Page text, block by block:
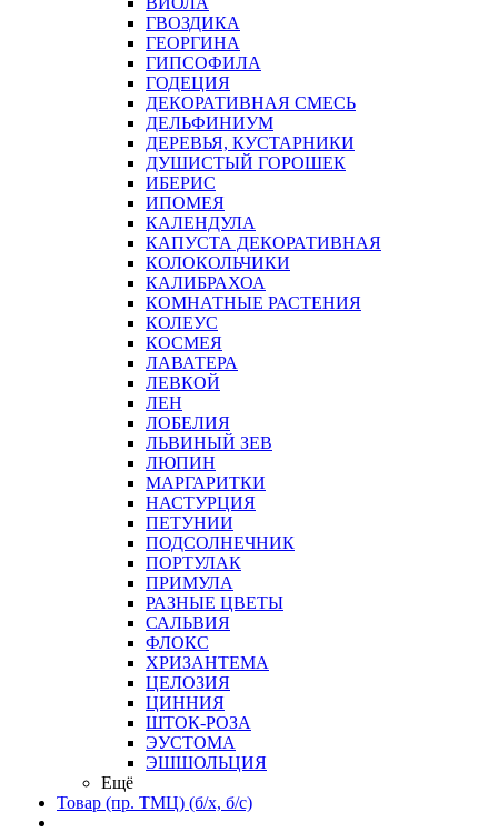
ГВОЗДИКА
ГЕОРГИНА
ГИПСОФИЛА
ГОДЕЦИЯ
ДЕКОРАТИВНАЯ СМЕСЬ
ДЕЛЬФИНИУМ
ДЕРЕВЬЯ, КУСТАРНИКИ
ДУШИСТЫЙ ГОРОШЕК
ИБЕРИС
ИПОМЕЯ
КАЛЕНДУЛА
КАПУСТА ДЕКОРАТИВНАЯ
КОЛОКОЛЬЧИКИ
КАЛИБРАХОА
КОМНАТНЫЕ РАСТЕНИЯ
КОЛЕУС
КОСМЕЯ
ЛАВАТЕРА
ЛЕВКОЙ
ЛЕН
ЛОБЕЛИЯ
ЛЬВИНЫЙ ЗЕВ
ЛЮПИН
МАРГАРИТКИ
НАСТУРЦИЯ
ПЕТУНИИ
ПОДСОЛНЕЧНИК
ПОРТУЛАК
ПРИМУЛА
РАЗНЫЕ ЦВЕТЫ
САЛЬВИЯ
ФЛОКС
ХРИЗАНТЕМА
ЦЕЛОЗИЯ
ЦИННИЯ
ШТОК-РОЗА
ЭУСТОМА
ЭШШОЛЬЦИЯ
Ещё
Товар (пр. ТМЦ) (б/х, б/с)